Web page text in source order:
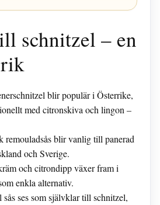
schnitzel – en
blir populär i Österrike,
med citronskiva och lingon –
remouladsås blir vanlig till panerad
och Sverige.
och citrondipp växer fram i
enkla alternativ.
ses som självklar till schnitzel,